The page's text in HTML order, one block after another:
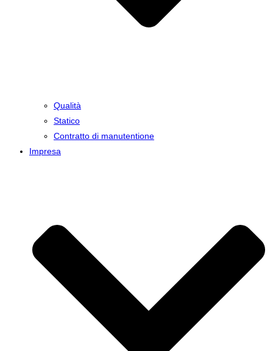
Qualità
Statico
Contratto di manutentione
Impresa